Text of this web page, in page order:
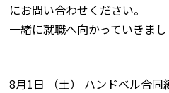
にお問い合わせください。
一緒に就職へ向かっていきまし
8月1日 （土） ハンドベル合同